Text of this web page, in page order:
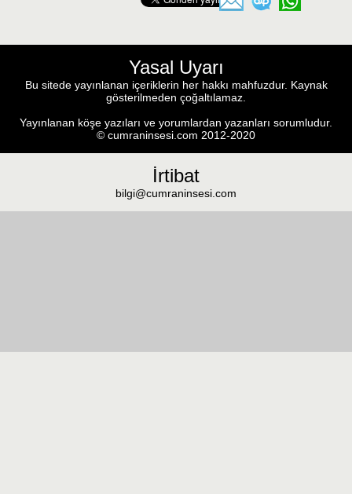
Yasal Uyarı
Bu sitede yayınlanan içeriklerin her hakkı mahfuzdur. Kaynak
gösterilmeden çoğaltılamaz.
Yayınlanan köşe yazıları ve yorumlardan yazanları sorumludur.
© cumraninsesi.com 2012-2020
İrtibat
bilgi@cumraninsesi.com